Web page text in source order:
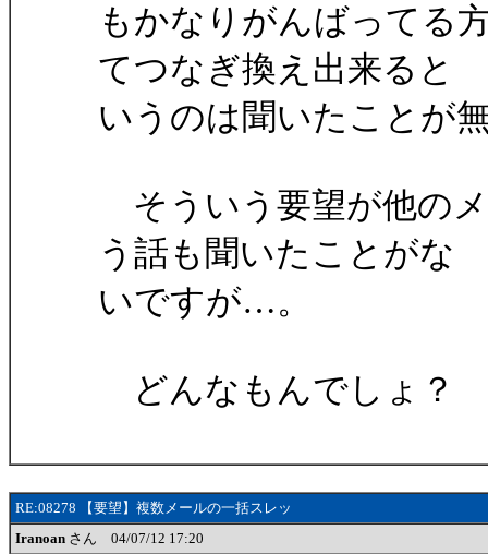
もかなりがんばってる
てつなぎ換え出来ると
いうのは聞いたことが
そういう要望が他の
う話も聞いたことがな
いですが…。
どんなもんでしょ？
RE:08278 【要望】複数メールの一括スレッ
Iranoan さん 04/07/12 17:20